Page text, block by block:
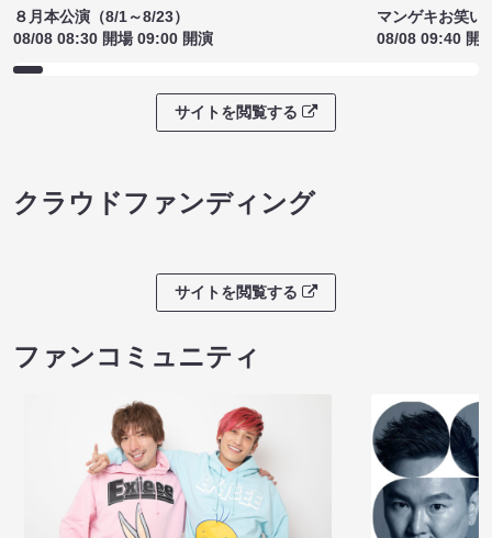
８月本公演（8/1～8/23）
08/08 08:30 開場 09:00 開演
マンゲキお笑い
08/08 09:40 開
サイトを閲覧する
クラウドファンディング
サイトを閲覧する
ファンコミュニティ